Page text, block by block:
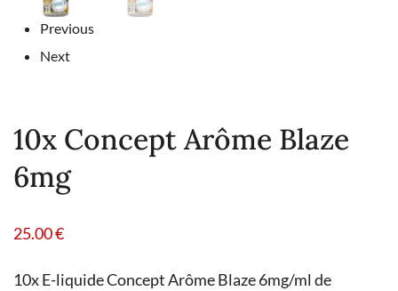
Previous
Next
10x Concept Arôme Blaze
6mg
25.00€
10x E-liquide Concept Arôme Blaze 6mg/ml de